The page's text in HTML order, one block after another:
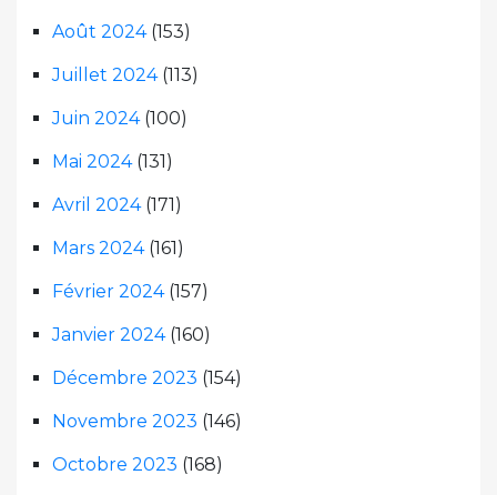
Août 2024(153)
Juillet 2024(113)
Juin 2024(100)
Mai 2024(131)
Avril 2024(171)
Mars 2024(161)
Février 2024(157)
Janvier 2024(160)
Décembre 2023 (154)
Novembre 2023 (146)
Octobre 2023 (168)